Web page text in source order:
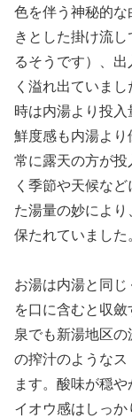
色を伴う神秘的な
きとした掛け流
るそうです）、
く溢れ出ていま
時は内湯より投
鮮度感も内湯より
常に露天の方が投
く季節や天候な
た湯量の妙によ
保たれていました
お湯は内湯と同
を口に含むと収
泉でも新湯地区
の搾汁のようなス
ます。酸味が穏や
イオウ感はしっ